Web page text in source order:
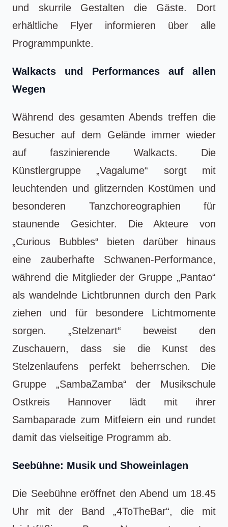
und skurrile Gestalten die Gäste. Dort
erhältliche Flyer informieren über alle
Programmpunkte.
Walkacts und Performances auf allen
Wegen
Während des gesamten Abends treffen die
Besucher auf dem Gelände immer wieder
auf faszinierende Walkacts. Die
Künstlergruppe „Vagalume“ sorgt mit
leuchtenden und glitzernden Kostümen und
besonderen Tanzchoreographien für
staunende Gesichter. Die Akteure von
„Curious Bubbles“ bieten darüber hinaus
eine zauberhafte Schwanen-Performance,
während die Mitglieder der Gruppe „Pantao“
als wandelnde Lichtbrunnen durch den Park
ziehen und für besondere Lichtmomente
sorgen. „Stelzenart“ beweist den
Zuschauern, dass sie die Kunst des
Stelzenlaufens perfekt beherrschen. Die
Gruppe „SambaZamba“ der Musikschule
Ostkreis Hannover lädt mit ihrer
Sambaparade zum Mitfeiern ein und rundet
damit das vielseitige Programm ab.
Seebühne: Musik und Showeinlagen
Die Seebühne eröffnet den Abend um 18.45
Uhr mit der Band „4ToTheBar“, die mit